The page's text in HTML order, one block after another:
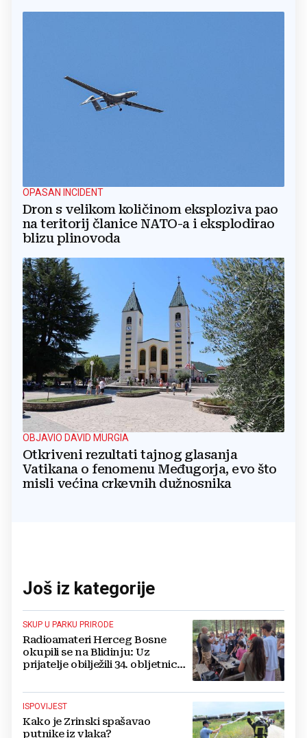
OPASAN INCIDENT
Dron s velikom količinom eksploziva pao
na teritorij članice NATO-a i eksplodirao
blizu plinovoda
OBJAVIO DAVID MURGIA
Otkriveni rezultati tajnog glasanja
Vatikana o fenomenu Međugorja, evo što
misli većina crkevnih dužnosnika
Još iz kategorije
SKUP U PARKU PRIRODE
Radioamateri Herceg Bosne
okupili se na Blidinju: Uz
prijatelje obilježili 34. obljetnicu
ISPOVIJEST
Kako je Zrinski spašavao
putnike iz vlaka?